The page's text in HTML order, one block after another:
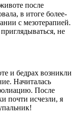
после
в итоге более-
с мезотерапией.
не
и бедрах возникли
Начиталась
После
почти исчезли, я